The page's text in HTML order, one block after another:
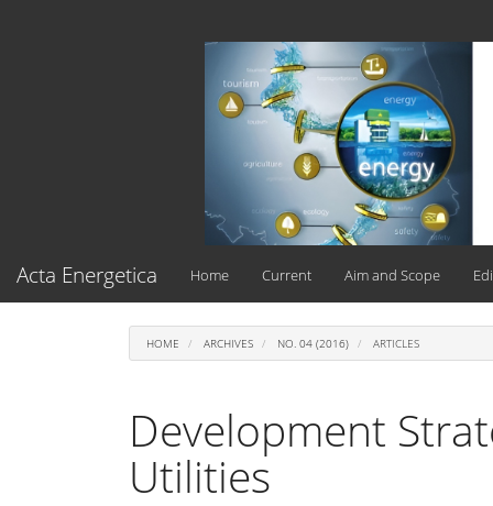
Acta Energetica Home Current Aim and Scope
HOME ARCHIVES NO. 04 (2016) ARTICLES
Development
Utilities